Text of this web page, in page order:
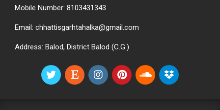
Mobile Number: 8103431343
Email: chhattisgarhtahalka@gmail.com
Address: Balod, District Balod (C.G.)